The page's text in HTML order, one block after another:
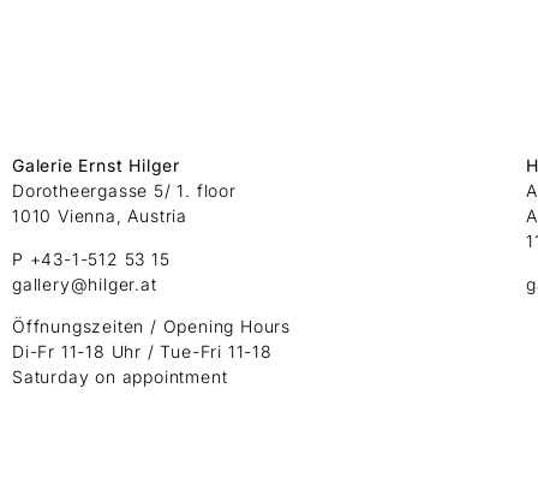
Galerie Ernst Hilger
Dorotheergasse 5/ 1. floor
1010 Vienna, Austria
P +43-1-512 53 15
gallery@hilger.at
Öffnungszeiten / Opening Hours
Di-Fr 11-18 Uhr / Tue-Fri 11-18
Saturday on appointment